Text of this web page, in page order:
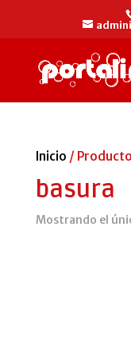
Inicio /
basura
Mostrando el